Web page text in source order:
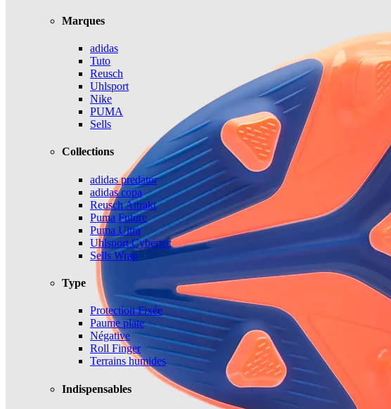
Marques
adidas
Tuto
Reusch
Uhlsport
Nike
PUMA
Sells
Collections
adidas predator
adidas copa
Reusch Attrakt
Puma Future
Puma Ultra
Uhlsport Cybertec
Sells Wrap
Type
Protection Fixée
Paume plate
Négative
Roll Finger
Terrains humides
Indispensables